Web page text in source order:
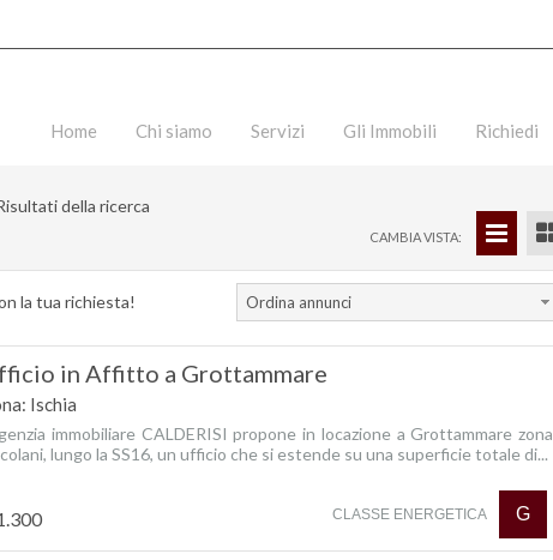
Home Chi siamo Servizi Gli Immobili Richiedi
della ricerca
CAMBIA VISTA:
la tua richiesta! Ordina annunci
in Affitto a Grottammare
Ischia
immobiliare CALDERISI propone in locazione a Grottammare zona
lungo la SS16, un ufficio che si estende su una superficie totale di...
CLASSE ENERGETICA G